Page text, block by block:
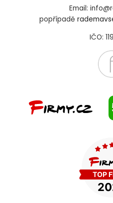
Email:
popřípadě
IČO: